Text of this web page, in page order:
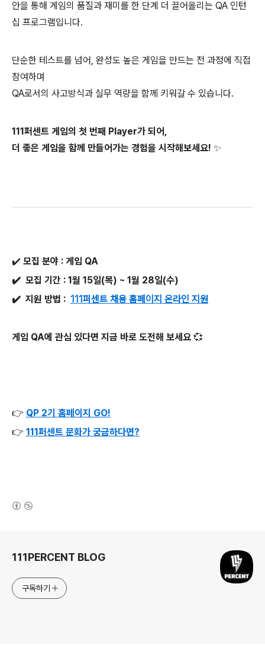
안을 통해 게임의 품질과 재미를 한 단계 더 끌어올리는 QA 인턴
십 프로그램입니다.
단순한 테스트를 넘어, 완성도 높은 게임을 만드는 전 과정에 직접
참여하며
QA로서의 사고방식과 실무 역량을 함께 키워갈 수 있습니다.
111퍼센트 게임의 첫 번째 Player가 되어,
더 좋은 게임을 함께 만들어가는 경험을 시작해보세요! ✨
✔️ 모집 분야 : 게임 QA
✔️ 모집 기간 : 1월 15일(목) ~ 1월 28일(수)
✔️ 지원 방법 : 111퍼센트 채용 홈페이지 온라인 지원
게임 QA에 관심 있다면 지금 바로 도전해 보세요 💞
👉 QP 2기 홈페이지 GO!
👉 111퍼센트 문화가 궁금하다면?
111PERCENT BLOG
구독하기